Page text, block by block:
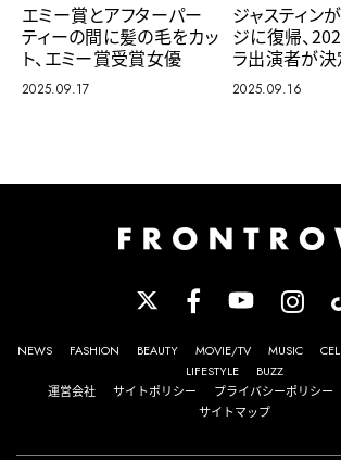
エミー賞とアフターパー
ティーの間に髪の毛をカッ
ト、エミー賞受賞女優
2025.09.17
ジャスティン
ジに復帰、
ラ出演者が決
2025.09.16
NEWS FASHION BEAUTY MOVIE/TV MUSIC
LIFESTYLE
BUZZ
運営会社
サイトポリシー プライバシーポリシー
サイトマップ